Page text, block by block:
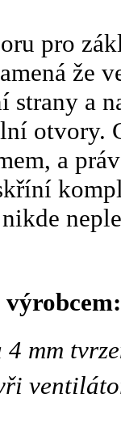
pro
že
strany a
otvory.
a
mm